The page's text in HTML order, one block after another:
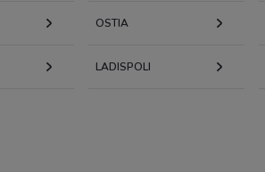
OSTIA
LADISPOLI